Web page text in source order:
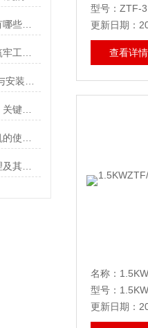
型号：ZTF-
更新日期：
查看详情
名称：
型号：1.5KW
更新日期：